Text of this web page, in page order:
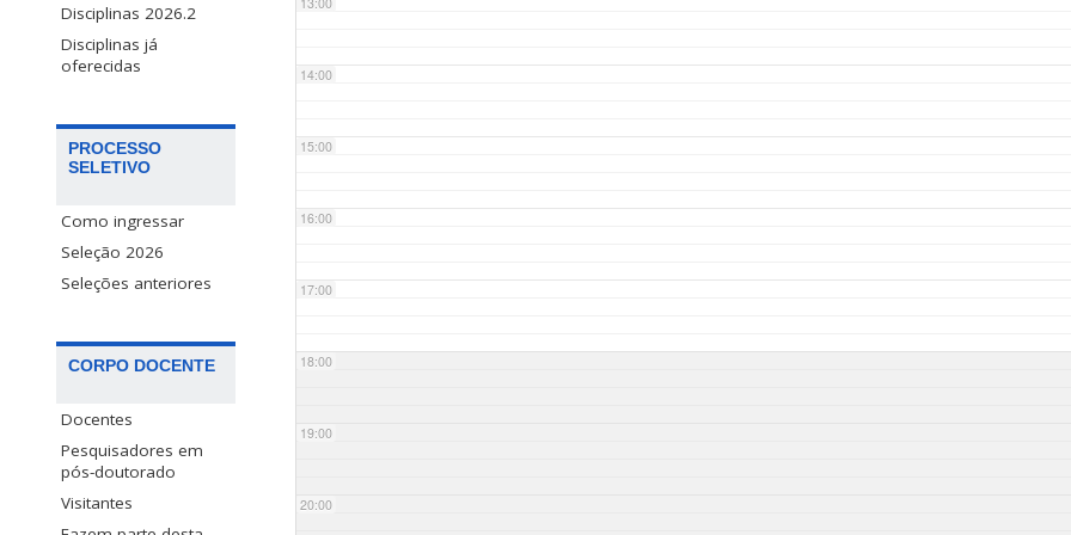
Disciplinas 2026.2
Disciplinas já
oferecidas
PROCESSO
SELETIVO
Como ingressar
Seleção 2026
Seleções anteriores
CORPO DOCENTE
Docentes
Pesquisadores em
pós-doutorado
Visitantes
14:00
15:00
16:00
17:00
18:00
19:00
20:00